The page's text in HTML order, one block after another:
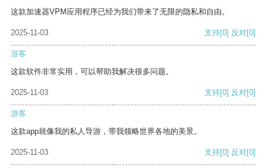
这款加速器VPM应用程序已经为我们带来了无限的隐私和自由。
2025-11-03 支持[0] 反对[0]
游客
这款软件非常实用，可以帮助我解决很多问题。
2025-11-03 支持[0] 反对[0]
游客
这款app就像我的私人导游，带我领略世界各地的美景。
2025-11-03 支持[0] 反对[0]